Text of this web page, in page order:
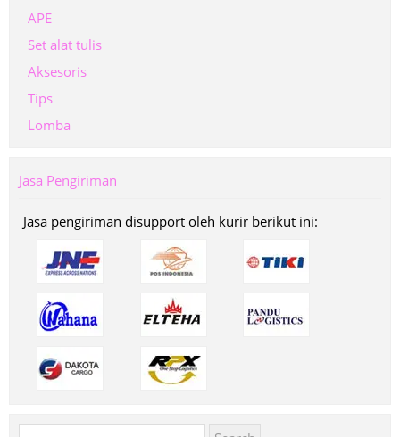
APE
Set alat tulis
Aksesoris
Tips
Lomba
Jasa Pengiriman
Jasa pengiriman disupport oleh kurir berikut ini: